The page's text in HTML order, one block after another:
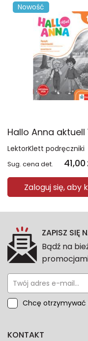
Nowość
LektorKlett podręczniki
Sug. cena det. 41,00
Zaloguj się, aby
ZAPISZ SIĘ
Bądź na
Chcę otrzymywać
przeze mnie
dotyczące danych
KONTAKT